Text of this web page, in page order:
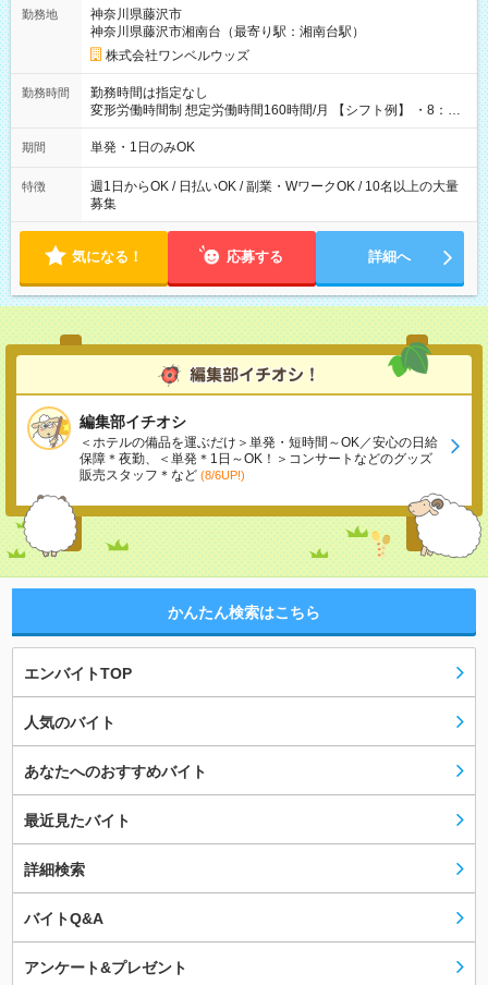
勤務地
神奈川県藤沢市
神奈川県藤沢市湘南台（最寄り駅：湘南台駅）
株式会社ワンベルウッズ
勤務時間
勤務時間は指定なし
変形労働時間制 想定労働時間160時間/月 【シフト例】 ・8：00
～21：00
期間 単発・1日のみOK
特徴
週1日からOK / 日払いOK / 副業・WワークOK / 10名以上の大量
募集
気になる！ 応募する 詳細へ
編集部イチオシ
＜ホテルの備品を運ぶだけ＞単発・短時間～OK／安心の日給
保障＊夜勤、＜単発＊1日～OK！＞コンサートなどのグッズ
販売スタッフ＊など (8/6UP!)
かんたん検索はこちら
エンバイトTOP
人気のバイト
あなたへのおすすめバイト
最近見たバイト
詳細検索
バイトQ&A
アンケート&プレゼント